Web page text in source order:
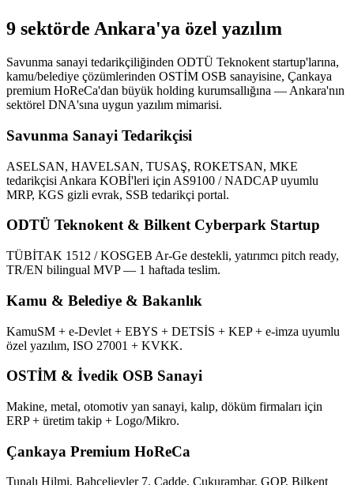
9 sektörde Ankara'ya özel yazılım
Savunma sanayi tedarikçiliğinden ODTÜ Teknokent startup'larına,
kamu/belediye çözümlerinden OSTİM OSB sanayisine, Çankaya
premium HoReCa'dan büyük holding kurumsallığına — Ankara'nın
sektörel DNA'sına uygun yazılım mimarisi.
Savunma Sanayi Tedarikçisi
ASELSAN, HAVELSAN, TUSAŞ, ROKETSAN, MKE
tedarikçisi Ankara KOBİ'leri için AS9100 / NADCAP uyumlu
MRP, KGS gizli evrak, SSB tedarikçi portal.
ODTÜ Teknokent & Bilkent Cyberpark Startup
TÜBİTAK 1512 / KOSGEB Ar-Ge destekli, yatırımcı pitch ready,
TR/EN bilingual MVP — 1 haftada teslim.
Kamu & Belediye & Bakanlık
KamuSM + e-Devlet + EBYS + DETSİS + KEP + e-imza uyumlu
özel yazılım, ISO 27001 + KVKK.
OSTİM & İvedik OSB Sanayi
Makine, metal, otomotiv yan sanayi, kalıp, döküm firmaları için
ERP + üretim takip + Logo/Mikro.
Çankaya Premium HoReCa
Tunalı Hilmi, Bahçelievler 7. Cadde, Çukurambar, GOP, Bilkent